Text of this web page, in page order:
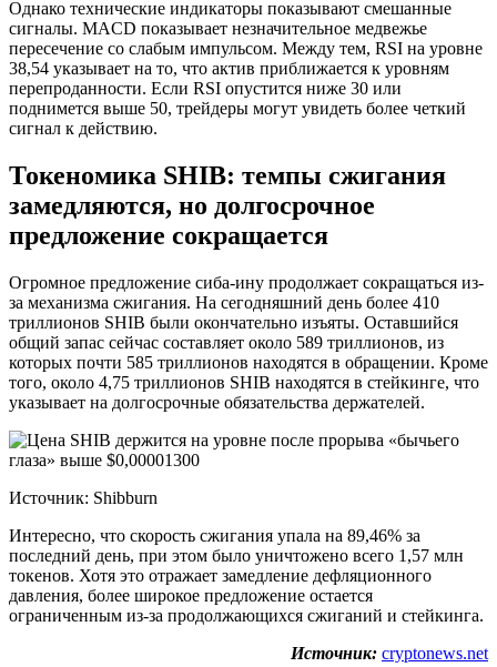
Однако технические индикаторы показывают смешанные
сигналы. MACD показывает незначительное медвежье
пересечение со слабым импульсом. Между тем, RSI на уровне
38,54 указывает на то, что актив приближается к уровням
перепроданности. Если RSI опустится ниже 30 или
поднимется выше 50, трейдеры могут увидеть более четкий
сигнал к действию.
Токеномика SHIB: темпы сжигания
замедляются, но долгосрочное
предложение сокращается
Огромное предложение сиба-ину продолжает сокращаться из-
за механизма сжигания. На сегодняшний день более 410
триллионов SHIB были окончательно изъяты. Оставшийся
общий запас сейчас составляет около 589 триллионов, из
которых почти 585 триллионов находятся в обращении. Кроме
того, около 4,75 триллионов SHIB находятся в стейкинге, что
указывает на долгосрочные обязательства держателей.
Источник: Shibburn
Интересно, что скорость сжигания упала на 89,46% за
последний день, при этом было уничтожено всего 1,57 млн ​​
токенов. Хотя это отражает замедление дефляционного
давления, более широкое предложение остается
ограниченным из-за продолжающихся сжиганий и стейкинга.
Источник: cryptonews.net